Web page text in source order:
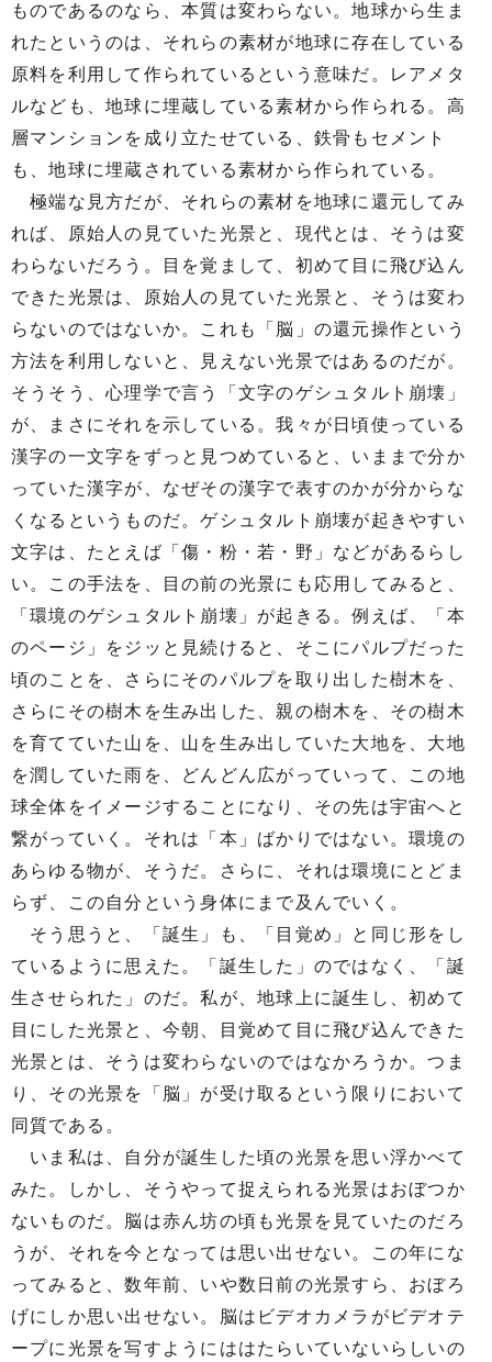
ものであるのなら、本質は変わらない。地球から生ま
れたというのは、それらの素材が地球に存在している
原料を利用して作られているという意味だ。レアメタ
ルなども、地球に埋蔵している素材から作られる。高
層マンションを成り立たせている、鉄骨もセメント
も、地球に埋蔵されている素材から作られている。
極端な見方だが、それらの素材を地球に還元してみ
れば、原始人の見ていた光景と、現代とは、そうは変
わらないだろう。目を覚まして、初めて目に飛び込ん
できた光景は、原始人の見ていた光景と、そうは変わ
らないのではないか。これも「脳」の還元操作という
方法を利用しないと、見えない光景ではあるのだが。
そうそう、心理学で言う「文字のゲシュタルト崩壊」
が、まさにそれを示している。我々が日頃使っている
漢字の一文字をずっと見つめていると、いままで分か
っていた漢字が、なぜその漢字で表すのかが分からな
くなるというものだ。ゲシュタルト崩壊が起きやすい
文字は、たとえば「傷・粉・若・野」などがあるらし
い。この手法を、目の前の光景にも応用してみると、
「環境のゲシュタルト崩壊」が起きる。例えば、「本
のページ」をジッと見続けると、そこにパルプだった
頃のことを、さらにそのパルプを取り出した樹木を、
さらにその樹木を生み出した、親の樹木を、その樹木
を育てていた山を、山を生み出していた大地を、大地
を潤していた雨を、どんどん広がっていって、この地
球全体をイメージすることになり、その先は宇宙へと
繋がっていく。それは「本」ばかりではない。環境の
あらゆる物が、そうだ。さらに、それは環境にとどま
らず、この自分という身体にまで及んでいく。
そう思うと、「誕生」も、「目覚め」と同じ形をし
ているように思えた。「誕生した」のではなく、「誕
生させられた」のだ。私が、地球上に誕生し、初めて
目にした光景と、今朝、目覚めて目に飛び込んできた
光景とは、そうは変わらないのではなかろうか。つま
り、その光景を「脳」が受け取るという限りにおいて
同質である。
いま私は、自分が誕生した頃の光景を思い浮かべて
みた。しかし、そうやって捉えられる光景はおぼつか
ないものだ。脳は赤ん坊の頃も光景を見ていたのだろ
うが、それを今となっては思い出せない。この年にな
ってみると、数年前、いや数日前の光景すら、おぼろ
げにしか思い出せない。脳はビデオカメラがビデオテ
ープに光景を写すようにははたらいていないらしいの